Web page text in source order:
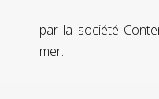
par la société
mer.